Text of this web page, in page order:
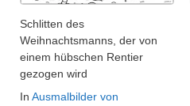
Schlitten des
Weihnachtsmanns, der von
einem hübschen Rentier
gezogen wird
In Ausmalbilder von